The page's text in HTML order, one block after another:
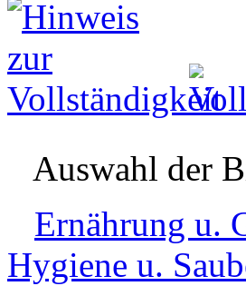
Auswahl der
Ernährung u.
Hygiene u.